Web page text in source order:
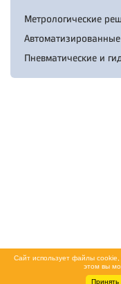
Метрологические
Пневматические и
Сайт использует файлы
этом вы
Принять